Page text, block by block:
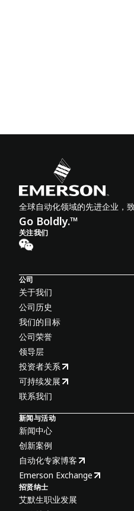
全球自动化领域的先进企业，
Go Boldly.™
关注我们
公司
关于我们
公司历史
我们的目标
公司荣誉
领导层
投资者关系
可持续发展
联系我们
新闻与活动
新闻中心
创新案例
自动化专家博客
Emerson Exchange
招贤纳士
艾默生职业发展